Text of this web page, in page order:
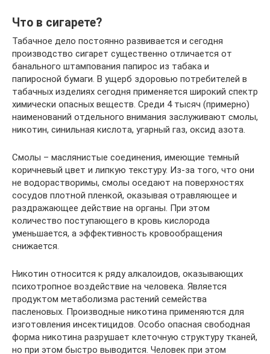
Что в сигарете?
Табачное дело постоянно развивается и сегодня
производство сигарет существенно отличается от
банального штампования папирос из табака и
папиросной бумаги. В ущерб здоровью потребителей в
табачных изделиях сегодня применяется широкий спектр
химически опасных веществ. Среди 4 тысяч (примерно)
наименований отдельного внимания заслуживают смолы,
никотин, синильная кислота, угарный газ, оксид азота.
Смолы – маслянистые соединения, имеющие темный
коричневый цвет и липкую текстуру. Из-за того, что они
не водорастворимы, смолы оседают на поверхностях
сосудов плотной пленкой, оказывая отравляющее и
раздражающее действие на органы. При этом
количество поступающего в кровь кислорода
уменьшается, а эффективность кровообращения
снижается.
Никотин относится к ряду алкалоидов, оказывающих
психотропное воздействие на человека. Является
продуктом метаболизма растений семейства
пасленовых. Производные никотина применяются для
изготовления инсектицидов. Особо опасная свободная
форма никотина разрушает клеточную структуру тканей,
но при этом быстро выводится. Человек при этом